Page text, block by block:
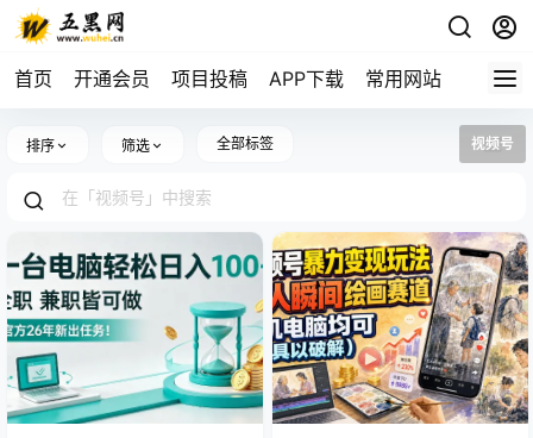
首页 开通会员 项目投稿 APP下载 常用网站
排序 筛选 全部标签 视频号